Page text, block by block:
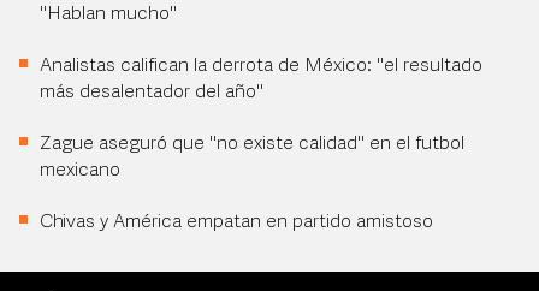
"Hablan mucho"
Analistas califican la derrota de México: "el resultado
más desalentador del año"
Zague aseguró que "no existe calidad" en el futbol
mexicano
Chivas y América empatan en partido amistoso